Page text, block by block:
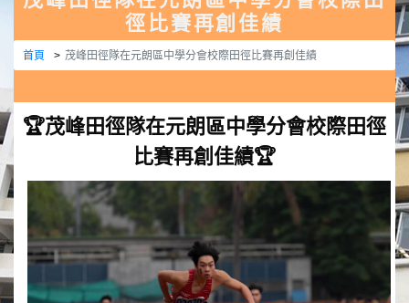
徑比賽再創佳績
首頁 茂峰田徑隊在元朗區中學分會校際田徑比賽再創佳績
🏆茂峰田徑隊在元朗區中學分會校際田徑
比賽再創佳績🏆